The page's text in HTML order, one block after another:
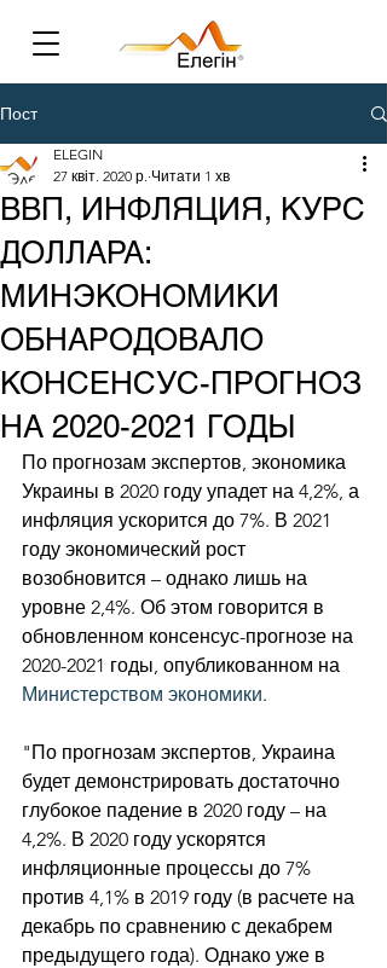
Пост
ВВП, ИНФЛЯЦИЯ, КУРС
ДОЛЛАРА:
МИНЭКОНОМИКИ
ОБНАРОДОВАЛО
КОНСЕНСУС-ПРОГНОЗ
НА 2020-2021 ГОДЫ
ELEGIN
27 квіт. 2020 р. Читати 1 хв
По прогнозам экспертов, экономика
Украины в 2020 году упадет на 4,2%, а
инфляция ускорится до 7%. В 2021
году экономический рост
возобновится – однако лишь на
уровне 2,4%. Об этом говорится в
обновленном консенсус-прогнозе на
2020-2021 годы, опубликованном на
Министерством экономики.
"По прогнозам экспертов, Украина
будет демонстрировать достаточно
глубокое падение в 2020 году – на
4,2%. В 2020 году ускорятся
инфляционные процессы до 7%
против 4,1% в 2019 году (в расчете на
декабрь по сравнению с декабрем
предыдущего года). Однако уже в